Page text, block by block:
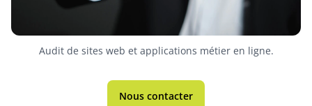
Audit de sites web et applications métier en ligne.
Nous contacter